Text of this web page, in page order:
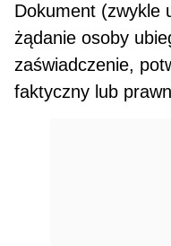
Dokument (zwykle
żądanie osoby
zaświadczenie,
faktyczny lub